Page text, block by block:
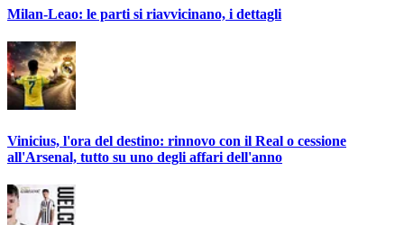
Milan-Leao: le parti si riavvicinano, i dettagli
Vinicius, l'ora del destino: rinnovo con il Real o cessione
all'Arsenal, tutto su uno degli affari dell'anno